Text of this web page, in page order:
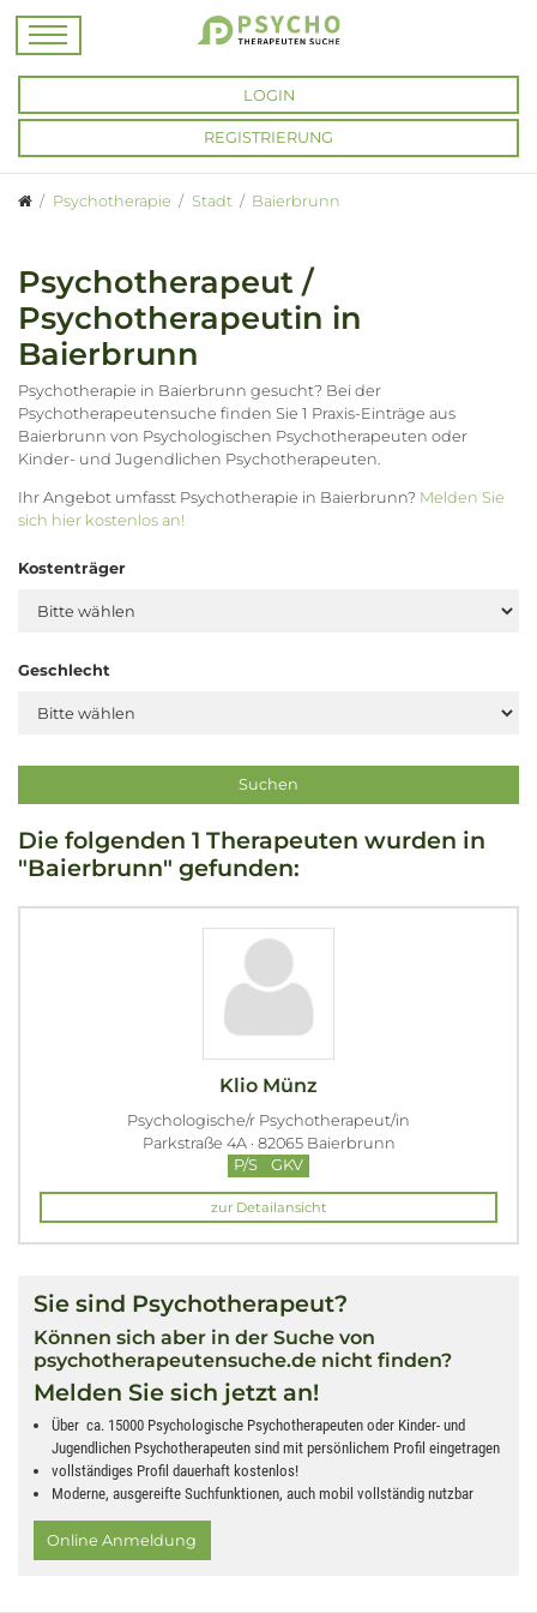
LOGIN
REGISTRIERUNG
Psychotherapie Stadt Baierbrunn
Psychotherapeut /
Psychotherapeutin in
Baierbrunn
Psychotherapie in Baierbrunn gesucht? Bei der
Psychotherapeutensuche finden Sie 1 Praxis-Einträge aus
Baierbrunn von Psychologischen Psychotherapeuten oder
Kinder- und Jugendlichen Psychotherapeuten.
Ihr Angebot umfasst Psychotherapie in Baierbrunn? Melden Sie
sich hier kostenlos an!
Kostenträger
Geschlecht
Die folgenden 1 Therapeuten wurden in
"Baierbrunn" gefunden:
Klio Münz
Psychologische/r Psychotherapeut/in
Parkstraße 4A · 82065 Baierbrunn
P/S
GKV
zur Detailansicht
Sie sind Psychotherapeut?
Können sich aber in der Suche von
psychotherapeutensuche.de nicht finden?
Melden Sie sich jetzt an!
Über ca. 15000 Psychologische Psychotherapeuten oder Kinder- und
Jugendlichen Psychotherapeuten sind mit persönlichem Profil eingetragen
vollständiges Profil dauerhaft kostenlos!
Moderne, ausgereifte Suchfunktionen, auch mobil vollständig nutzbar
Online Anmeldung